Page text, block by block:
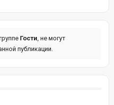
Гости , не могут
публикации.